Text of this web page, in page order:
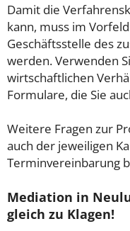
Damit die
kann, muss im
Geschäftsstelle des
werden. Verwenden
wirtschaftlichen
Formulare, die Sie
Weitere Fragen zur
auch der jeweiligen
Terminvereinbarung
Mediation in
gleich zu Klagen!